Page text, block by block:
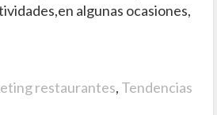
algunas ocasiones,
restaurantes, Tendencias